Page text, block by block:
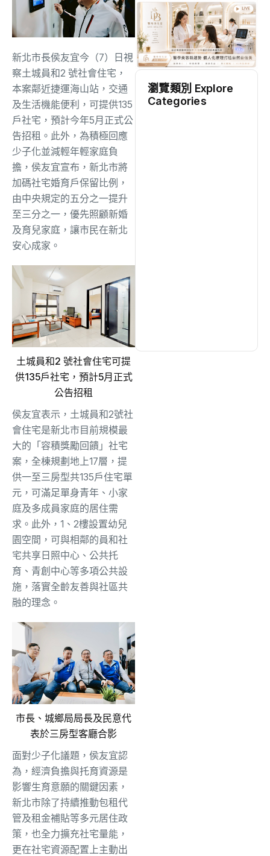
新北市長侯友宜今（7）日視
察土城員和2 號社會住宅，
本案鄰近捷運海山站，交通
及生活機能便利，可提供135
戶社宅，預計今年5月正式公
告招租。此外，為積極回應
少子化並減輕年輕家庭負
擔，侯友宜宣布，新北市將
加碼社宅婚育戶保留比例，
由中央規定的五分之一提升
至三分之一，優先照顧新婚
及育兒家庭，讓市民在新北
安心成家。
土城員和2 號社會住宅可提
供135戶社宅，預計5月正式
公告招租
侯友宜表示，土城員和2號社
會住宅是新北市目前規模最
大的「容積獎勵回饋」社宅
案，全棟規劃地上17層，提
供一至三房型共135戶住宅單
元，可滿足單身青年、小家
庭及多成員家庭的居住需
求。此外，1、2樓設置幼兒
園空間，可與相鄰的員和社
宅共享日照中心、公共托
育、青創中心等多項公共設
施，落實全齡友善與社區共
融的理念。
市長、城鄉局局長及民意代
表於三房型客廳合影
面對少子化議題，侯友宜認
為，經濟負擔與托育資源是
影響生育意願的關鍵因素，
新北市除了持續推動包租代
管及租金補貼等多元居住政
策，也全力擴充社宅量能，
更在社宅資源配置上主動出
瀏覽類別 Explore
Categories